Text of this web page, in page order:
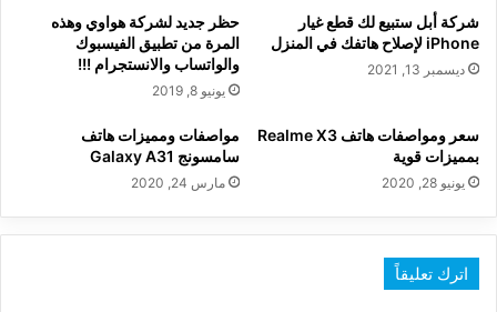
شركة أبل ستبيع لك قطع غيار
iPhone لإصلاح هاتفك في المنزل
ديسمبر 13, 2021
حظر جديد لشركة هواوي وهذه
المرة من تطبيق الفيسبوك
والواتساب والانستجرام !!!
يونيو 8, 2019
سعر ومواصفات هاتف Realme X3
بمميزات قوية
يونيو 28, 2020
مواصفات ومميزات هاتف
سامسونج Galaxy A31
مارس 24, 2020
اترك تعليقاً